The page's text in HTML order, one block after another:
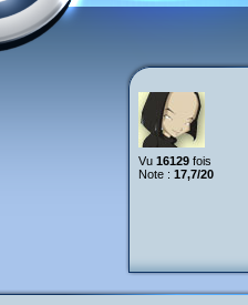
Vu 16129fois
Note : 17,7/20